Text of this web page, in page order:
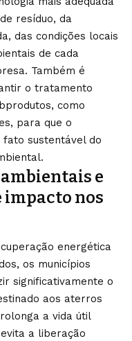
resíduo, da
das condições locais
de cada
Também é
o tratamento
como
para que o
fato sustentável do
e
impacto nos
energética
os municípios
significativamente o
aos aterros
a vida útil
a liberação